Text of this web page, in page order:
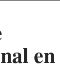
en